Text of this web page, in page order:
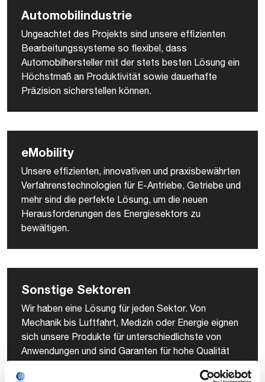
Automobilindustrie
Ungeachtet des Projekts sind unsere effizienten
Bearbeitungssysteme so flexibel, dass
Automobilhersteller mit der stets besten Lösung ein
Höchstmaß an Produktivität sowie dauerhafte
Präzision sicherstellen können.
eMobility
Unsere effizienten, innovativen und praxisbewährten
Verfahrenstechnologien für E-Antriebe, Getriebe und
mehr sind die perfekte Lösung, um die neuen
Herausforderungen des Energiesektors zu
bewältigen.
Sonstige Sektoren
Wir haben eine Lösung für jeden Sektor. Von
Mechanik bis Luftfahrt, Medizin oder Energie eignen
sich unsere Produkte für unterschiedlichste von
Anwendungen und sind Garanten für hohe Qualität